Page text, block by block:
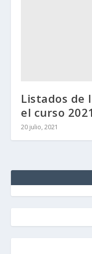
Listados de
el curso
20 julio, 2021